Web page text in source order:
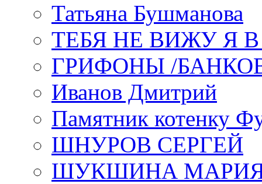
Татьяна Бушманова
ТЕБЯ НЕ ВИЖУ Я
ГРИФОНЫ /
Иванов Дмитрий
Памятник котенку
ШНУРОВ СЕРГЕЙ
ШУКШИНА